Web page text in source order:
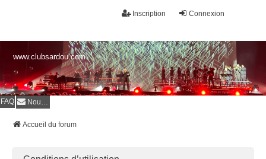
Connexion
Inscription
www.clubsardou.com
FAQ Nous contacter
Accueil du forum